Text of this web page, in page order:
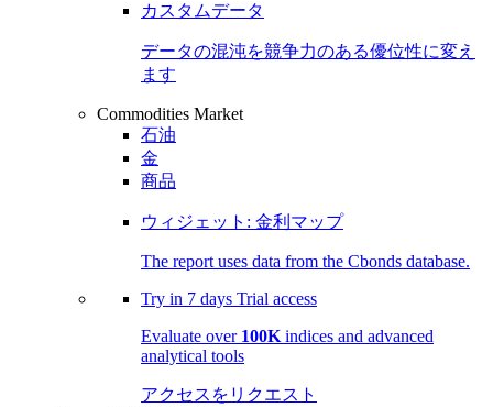
カスタムデータ
データの混沌を競争力のある優位性に変え
ます
Commodities Market
石油
金
商品
ウィジェット: 金利マップ
The report uses data from the Cbonds database.
Try in 7 days Trial access
Evaluate over 100K indices and advanced
analytical tools
アクセスをリクエスト